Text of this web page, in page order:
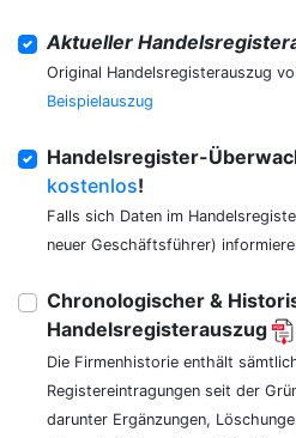
Aktueller
Original Handelsregisterauszug
Beispielauszug
Handelsregister-
kostenlos!
Falls sich Daten im
neuer Geschäftsführer)
Chronologischer &
Handelsregisterauszug
Die Firmenhistorie enthält
Registereintragungen seit der
darunter Ergänzungen,